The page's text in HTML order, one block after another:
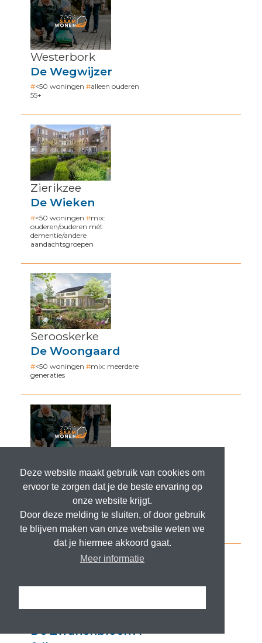
Deze website maakt gebruik van cookies om
ervoor te zorgen dat je de beste ervaring op
onze website krijgt.
Door deze melding te sluiten, of door gebruik
te blijven maken van onze website weten we
dat je hiermee akkoord gaat.
Meer informatie